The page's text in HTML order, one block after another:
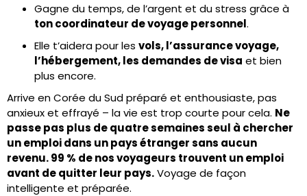
Gagne du temps, de l’argent et du stress grâce à
ton coordinateur de voyage personnel.
Elle t’aidera pour les vols, l’assurance voyage,
l’hébergement, les demandes de visa et bien
plus encore.
Arrive en Corée du Sud préparé et enthousiaste, pas
anxieux et effrayé – la vie est trop courte pour cela. Ne
passe pas plus de quatre semaines seul à chercher
un emploi dans un pays étranger sans aucun
revenu. 99 % de nos voyageurs trouvent un emploi
avant de quitter leur pays.Voyage de façon
intelligente et préparée.